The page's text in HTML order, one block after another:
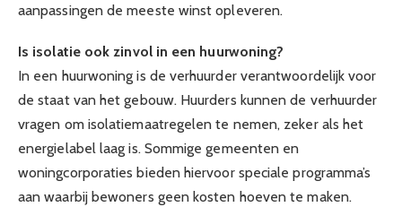
aanpassingen de meeste winst opleveren.
Is isolatie ook zinvol in een huurwoning?
In een huurwoning is de verhuurder verantwoordelijk voor
de staat van het gebouw. Huurders kunnen de verhuurder
vragen om isolatiemaatregelen te nemen, zeker als het
energielabel laag is. Sommige gemeenten en
woningcorporaties bieden hiervoor speciale programma’s
aan waarbij bewoners geen kosten hoeven te maken.